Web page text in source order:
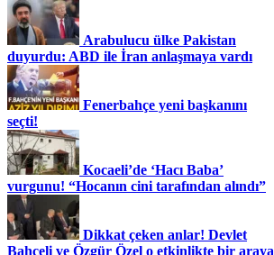
Arabulucu ülke Pakistan
duyurdu: ABD ile İran anlaşmaya vardı
Fenerbahçe yeni başkanını
seçti!
Kocaeli’de ‘Hacı Baba’
vurgunu! “Hocanın cini tarafından alındı”
Dikkat çeken anlar! Devlet
Bahçeli ve Özgür Özel o etkinlikte bir araya